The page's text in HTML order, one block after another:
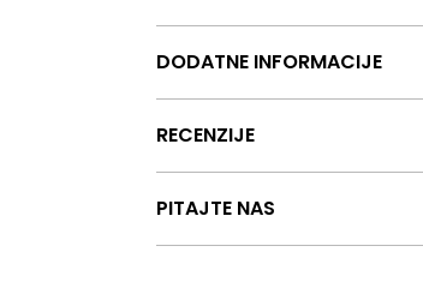
DODATNE INFORMACIJE
RECENZIJE
PITAJTE NAS